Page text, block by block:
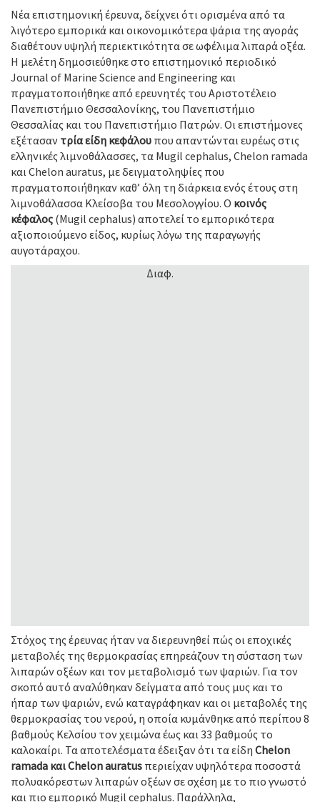
Νέα επιστημονική έρευνα, δείχνει ότι ορισμένα από τα
λιγότερο εμπορικά και οικονομικότερα ψάρια της αγοράς
διαθέτουν υψηλή περιεκτικότητα σε ωφέλιμα λιπαρά οξέα.
Η μελέτη δημοσιεύθηκε στο επιστημονικό περιοδικό
Journal of Marine Science and Engineering και
πραγματοποιήθηκε από ερευνητές του Αριστοτέλειο
Πανεπιστήμιο Θεσσαλονίκης, του Πανεπιστήμιο
Θεσσαλίας και του Πανεπιστήμιο Πατρών. Οι επιστήμονες
εξέτασαν τρίαείδη κεφάλου που απαντώνται ευρέως στις
ελληνικές λιμνοθάλασσες, τα Mugil cephalus, Chelon ramada
και Chelon auratus, με δειγματοληψίες που
πραγματοποιήθηκαν καθ’ όλη τη διάρκεια ενός έτους στη
λιμνοθάλασσα Κλείσοβα του Μεσολογγίου. Ο κοινός
κέφαλος (Mugil cephalus) αποτελεί το εμπορικότερα
αξιοποιούμενο είδος, κυρίως λόγω της παραγωγής
αυγοτάραχου.
Διαφ.
Στόχος της έρευνας ήταν να διερευνηθεί πώς οι εποχικές
μεταβολές της θερμοκρασίας επηρεάζουν τη σύσταση των
λιπαρών οξέων και τον μεταβολισμό των ψαριών. Για τον
σκοπό αυτό αναλύθηκαν δείγματα από τους μυς και το
ήπαρ των ψαριών, ενώ καταγράφηκαν και οι μεταβολές της
θερμοκρασίας του νερού, η οποία κυμάνθηκε από περίπου 8
βαθμούς Κελσίου τον χειμώνα έως και 33 βαθμούς το
καλοκαίρι. Τα αποτελέσματα έδειξαν ότι τα είδη Chelon
ramada και Chelon auratus περιείχαν υψηλότερα ποσοστά
πολυακόρεστων λιπαρών οξέων σε σχέση με το πιο γνωστό
και πιο εμπορικό Mugil cephalus. Παράλληλα,